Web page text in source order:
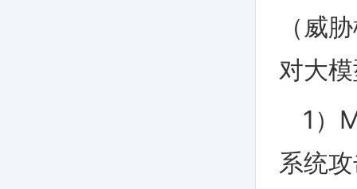
（威
对大
1）
系统